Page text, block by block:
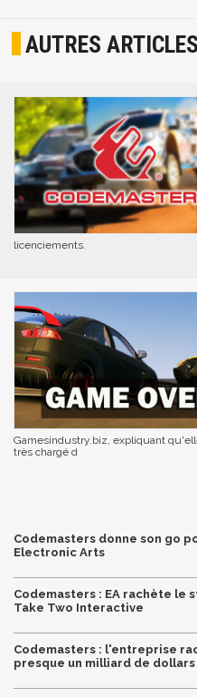
AUTRES ARTICLES
licenciements.
Gamesindustry.biz, expliquant
très chargé d
Codemasters donne son go
Electronic Arts
Codemasters : EA rachète le
Take Two Interactive
Codemasters : l'entreprise
presque un milliard de dollars